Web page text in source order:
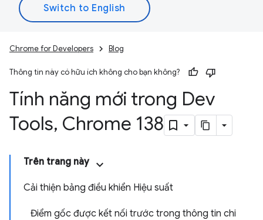
Chrome for Developers Blog
Thông tin này có hữu ích không cho bạn không?
Tính năng mới trong Dev
Tools, Chrome 138
Trên trang này
Cải thiện bảng điều khiển Hiệu suất
Điểm gốc được kết nối trước trong thông tin chi